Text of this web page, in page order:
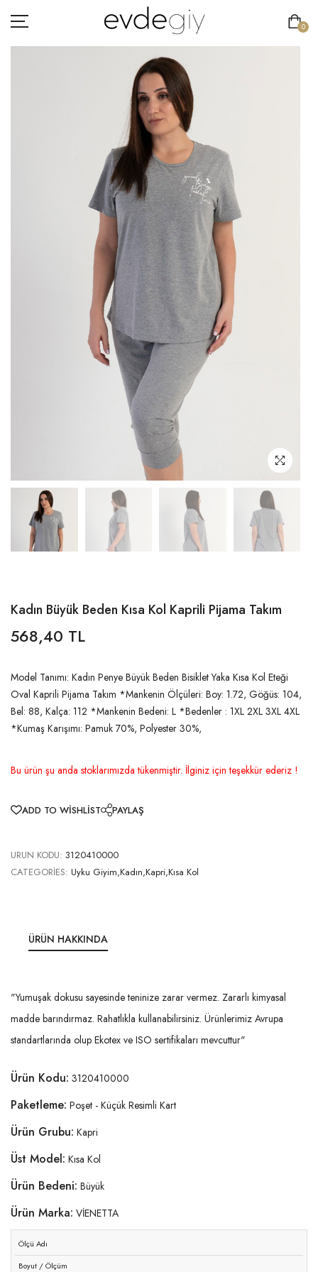
0
Kadın Büyük Beden Kısa Kol Kaprili Pijama Takım
568,40 TL
Model Tanımı: Kadın Penye Büyük Beden Bisiklet Yaka Kısa Kol Eteği
Oval Kaprili Pijama Takım *Mankenin Ölçüleri: Boy: 1.72, Göğüs: 104,
Bel: 88, Kalça: 112 *Mankenin Bedeni: L *Bedenler : 1XL 2XL 3XL 4XL
*Kumaş Karışımı: Pamuk 70%, Polyester 30%,
Bu ürün şu anda stoklarımızda tükenmiştir. İlginiz için teşekkür ederiz !
ADD TO WISHLIST PAYLAŞ
URUN KODU: 3120410000
CATEGORIES: Uyku Giyim,Kadın,Kapri,Kısa Kol
ÜRÜN HAKKINDA
"Yumuşak dokusu sayesinde teninize zarar vermez. Zararlı kimyasal
madde barındırmaz. Rahatlıkla kullanabilirsiniz. Ürünlerimiz Avrupa
standartlarında olup Ekotex ve ISO sertifikaları mevcuttur"
Ürün Kodu: 3120410000
Paketleme: Poşet - Küçük Resimli Kart
Ürün Grubu: Kapri
Üst Model: Kısa Kol
Ürün Bedeni: Büyük
Ürün Marka: VİENETTA
Ölçü Adı
Boyut / Ölçüm